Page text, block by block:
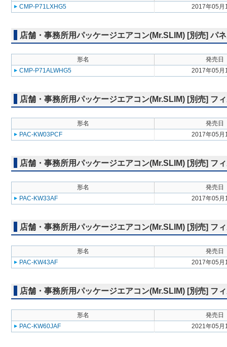
CMP-P71LXHG5
2017年05月
店舗・事務所用パッケージエアコン(Mr.SLIM) [別売] パ
形名
発売日
CMP-P71ALWHG5
2017年05月
店舗・事務所用パッケージエアコン(Mr.SLIM) [別売] フ
形名
発売日
PAC-KW03PCF
2017年05月
店舗・事務所用パッケージエアコン(Mr.SLIM) [別売] フ
形名
発売日
PAC-KW33AF
2017年05月
店舗・事務所用パッケージエアコン(Mr.SLIM) [別売] フ
形名
発売日
PAC-KW43AF
2017年05月
店舗・事務所用パッケージエアコン(Mr.SLIM) [別売] フ
形名
発売日
PAC-KW60JAF
2021年05月